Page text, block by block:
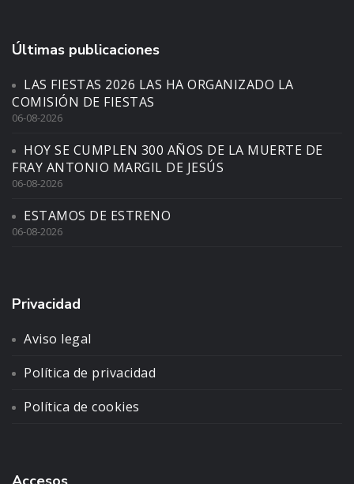
Últimas publicaciones
LAS FIESTAS 2026 LAS HA ORGANIZADO LA
COMISIÓN DE FIESTAS
06-08-2026
HOY SE CUMPLEN 300 AÑOS DE LA MUERTE DE
FRAY ANTONIO MARGIL DE JESÚS
06-08-2026
ESTAMOS DE ESTRENO
06-08-2026
Privacidad
Aviso legal
Política de privacidad
Política de cookies